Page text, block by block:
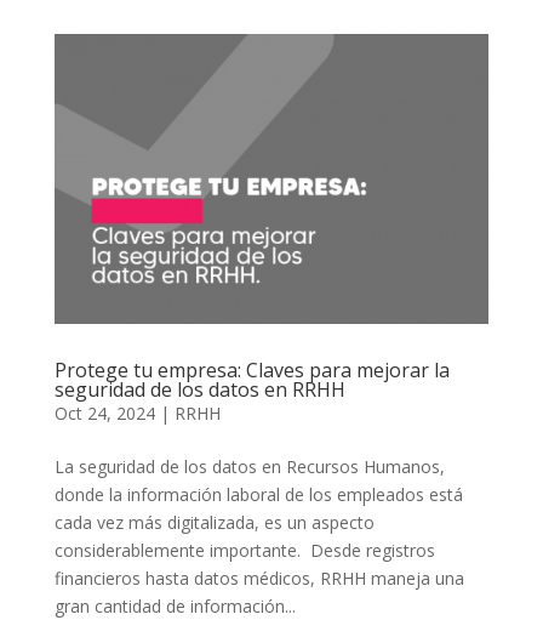
Protege tu empresa: Claves para mejorar la
seguridad de los datos en RRHH
Oct 24, 2024| RRHH
La seguridad de los datos en Recursos Humanos,
donde la información laboral de los empleados está
cada vez más digitalizada, es un aspecto
considerablemente importante. Desde registros
financieros hasta datos médicos, RRHH maneja una
gran cantidad de información...